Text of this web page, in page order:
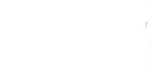
7